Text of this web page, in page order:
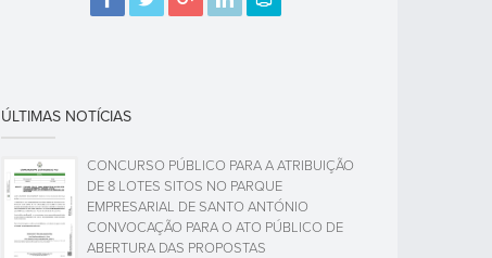
ÚLTIMAS NOTÍCIAS
CONCURSO PÚBLICO PARA A ATRIBUIÇÃO
DE 8 LOTES SITOS NO PARQUE
EMPRESARIAL DE SANTO ANTÓNIO
CONVOCAÇÃO PARA O ATO PÚBLICO DE
ABERTURA DAS PROPOSTAS